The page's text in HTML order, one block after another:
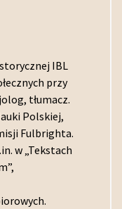
IBL
przy
tłumacz.
Polskiej,
Fulbrighta.
w „Tekstach